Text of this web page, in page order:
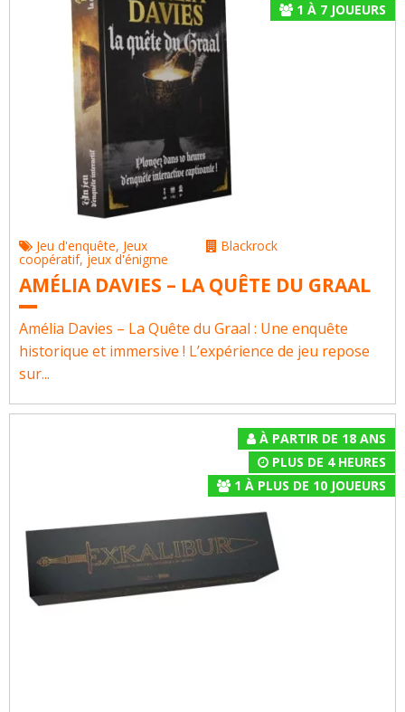
1 À 7JOUEURS
Jeu d'enquête, Jeux
coopératif,jeux d'énigme
Blackrock
AMÉLIA DAVIES – LA QUÊTE DU GRAAL
Amélia Davies – La Quête du Graal : Une enquête
historique et immersive ! L’expérience de jeu repose
sur...
À PARTIR DE 18 ANS
PLUS DE 4 HEURES
1 À PLUS DE 10JOUEURS